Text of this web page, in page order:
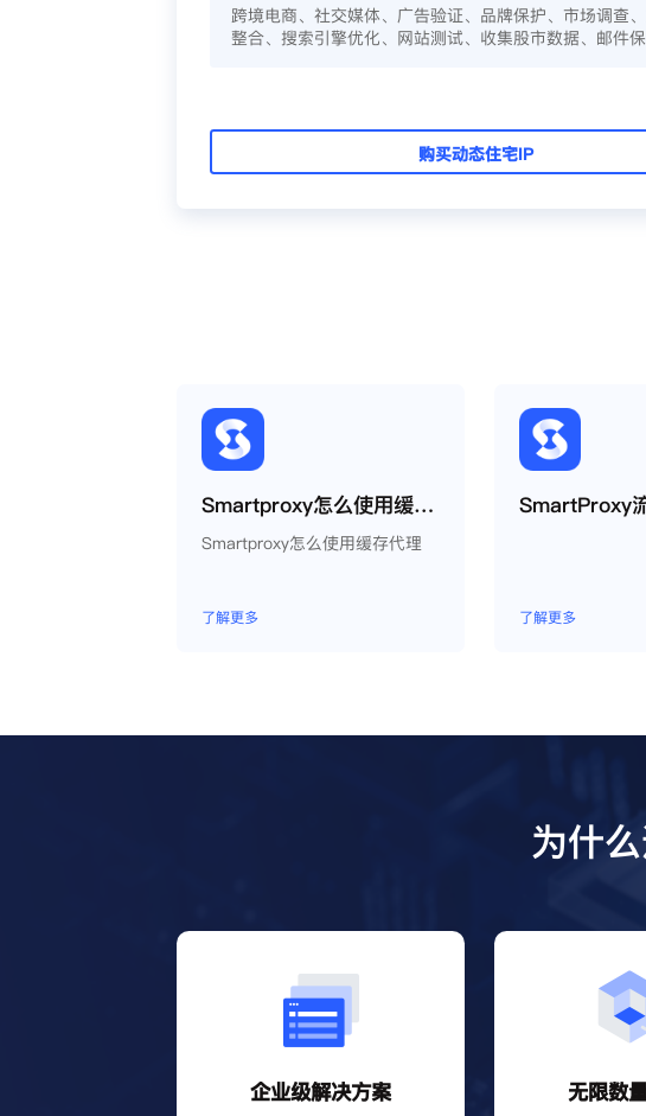
跨境电商、社交媒体、广告验证、品牌保护、市场调查
整合、搜索引擎优化、网站测试、收集股市数据、邮件
购买动态住宅IP
Smartproxy怎么使用缓存代理
Smartproxy怎么使用缓存代理
了解更多
SmartProxy
了解更多
为什
企业级解决方案 无限数